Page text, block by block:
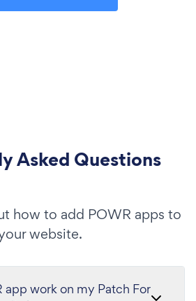
Asked Questions
how to add POWR apps to
website.
app work on my Patch For